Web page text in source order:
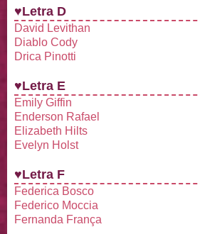
♥Letra D
David Levithan
Diablo Cody
Drica Pinotti
♥Letra E
Emily Giffin
Enderson Rafael
Elizabeth Hilts
Evelyn Holst
♥Letra F
Federica Bosco
Federico Moccia
Fernanda França